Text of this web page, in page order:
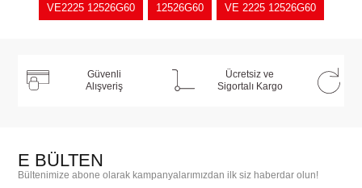
VE2225 12526G60 12526G60 VE 2225 12526G60
Güvenli
Alışveriş
Ücretsiz ve
Sigortalı Kargo
E BÜLTEN
Bültenimize abone olarak kampanyalarımızdan ilk siz haberdar olun!